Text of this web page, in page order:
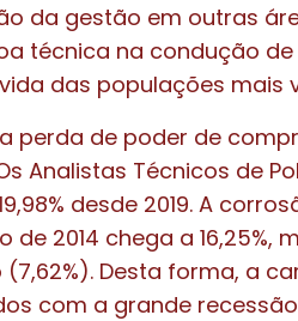
da gestão em outras
técnica na condução
das populações mais
perda de poder de
Analistas Técnicos de
desde 2019. A
de 2014 chega a 16,25%,
Desta forma, a
com a grande